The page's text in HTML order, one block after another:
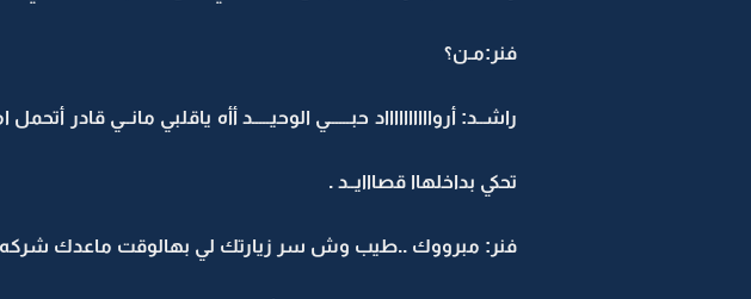
فنر:مـن؟
راشــد: أروااااااااااد حبــــــي الوحيـــــد أأه ياقلبي مانــي
تحكي بداخلهاا قصااايــد .
فنر: مبرووك ..طيب وش سر زيارتك لي بهالوقت ماعدك